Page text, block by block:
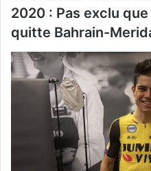
2020 : Pas exclu
quitte Bahrain-